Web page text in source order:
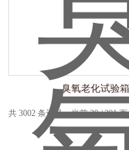
臭氧老化试验箱
共 3002 条记录，当前 20 / 201